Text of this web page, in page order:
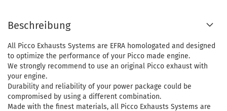
Beschreibung
All Picco Exhausts Systems are EFRA homologated and designed
to optimize the performance of your Picco made engine.
We strongly recommend to use an original Picco exhaust with
your engine.
Durability and reliability of your power package could be
compromised by using a different combination.
Made with the finest materials, all Picco Exhausts Systems are